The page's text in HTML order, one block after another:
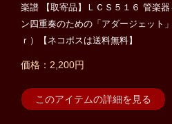
楽譜 【取寄品】ＬＣＳ５１６ 管楽
ン四重奏のための「アダージェット
ｒ）【ネコポスは送料無料】
価格：2,200円
このアイテムの詳細を見る